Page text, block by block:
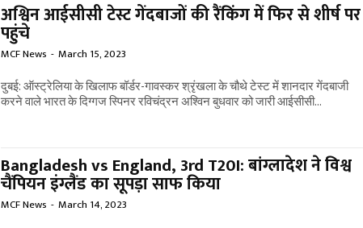
अश्विन आईसीसी टेस्ट गेंदबाजों की रैंकिंग में फिर से शीर्ष पर
पहुंचे
MCF News - March 15, 2023
दुबई: ऑस्ट्रेलिया के खिलाफ बॉर्डर-गावस्कर श्रृंखला के चौथे टेस्ट में शानदार गेंदबाजी
करने वाले भारत के दिग्गज स्पिनर रविचंद्रन अश्विन बुधवार को जारी आईसीसी...
Bangladesh vs England, 3rd T20I: बांग्लादेश ने विश्व
चैंपियन इंग्लैंड का सूपड़ा साफ किया
MCF News - March 14, 2023